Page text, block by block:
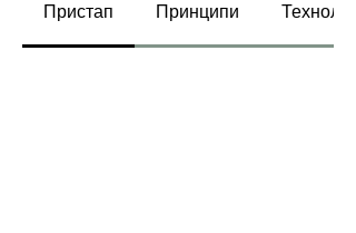
Пристап Принципи